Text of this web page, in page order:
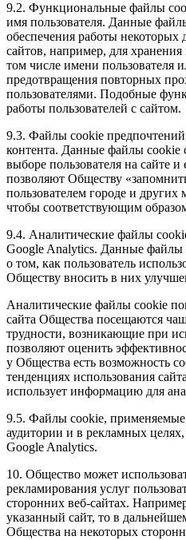
9.2. Функциональные файлы
имя пользователя. Данные
обеспечения работы
сайтов, например, для
том числе имени пользователя
предотвращения повторных
пользователями. Подобные
работы пользователей с сайтом.
9.3. Файлы cookie
контента. Данные файлы
выборе пользователя на сайте
позволяют Обществу
пользователем городе и других
чтобы соответствующим
9.4. Аналитические файлы
Google Analytics. Данные
о том, как пользователь
Обществу вносить в них
Аналитические файлы cookie
сайта Общества посещаются
трудности, возникающие при
позволяют оценить
у Общества есть возможность
тенденциях использования
использует информацию для
9.5. Файлы cookie, применяемые
аудитории и в рекламных
Google Analytics.
10. Общество может
рекламирования услуг
сторонних веб-сайтах.
указанный сайт, то в
Общества на некоторых